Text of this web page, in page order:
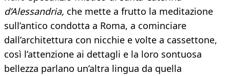
d’Alessandria, che mette a frutto la meditazione
sull’antico condotta a Roma, a cominciare
dall’architettura con nicchie e volte a cassettone,
così l’attenzione ai dettagli e la loro sontuosa
bellezza parlano un’altra lingua da quella